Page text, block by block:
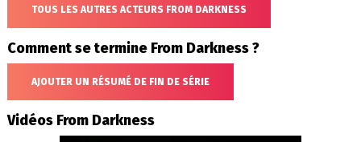
TOUS LES AUTRES ACTEURS FROM DARKNESS
Comment se termine From Darkness ?
AJOUTER UN RÉSUMÉ DE FIN DE SÉRIE
Vidéos From Darkness